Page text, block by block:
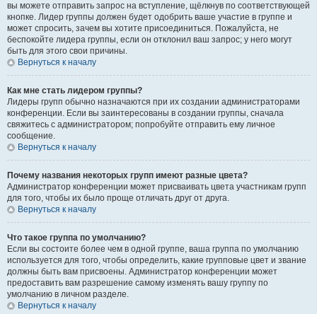
вы можете отправить запрос на вступление, щёлкнув по соответствующей
кнопке. Лидер группы должен будет одобрить ваше участие в группе и
может спросить, зачем вы хотите присоединиться. Пожалуйста, не
беспокойте лидера группы, если он отклонил ваш запрос; у него могут
быть для этого свои причины.
Вернуться к началу
Как мне стать лидером группы?
Лидеры групп обычно назначаются при их создании администраторами
конференции. Если вы заинтересованы в создании группы, сначала
свяжитесь с администратором; попробуйте отправить ему личное
сообщение.
Вернуться к началу
Почему названия некоторых групп имеют разные цвета?
Администратор конференции может присваивать цвета участникам групп
для того, чтобы их было проще отличать друг от друга.
Вернуться к началу
Что такое группа по умолчанию?
Если вы состоите более чем в одной группе, ваша группа по умолчанию
используется для того, чтобы определить, какие групповые цвет и звание
должны быть вам присвоены. Администратор конференции может
предоставить вам разрешение самому изменять вашу группу по
умолчанию в личном разделе.
Вернуться к началу